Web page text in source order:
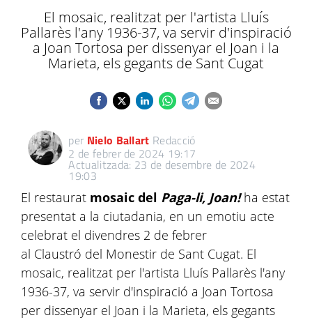
El mosaic, realitzat per l'artista Lluís
Pallarès l'any 1936-37, va servir d'inspiració
a Joan Tortosa per dissenyar el Joan i la
Marieta, els gegants de Sant Cugat
per Nielo Ballart Redacció
2 de febrer de 2024 19:17
Actualitzada: 23 de desembre de 2024
19:03
El restaurat mosaic del Paga-li, Joan!ha estat
presentat a la ciutadania, en un emotiu acte
celebrat el divendres 2 de febrer
al Claustró del Monestir de Sant Cugat. El
mosaic, realitzat per l'artista Lluís Pallarès l'any
1936-37, va servir d'inspiració a Joan Tortosa
per dissenyar el Joan i la Marieta, els gegants